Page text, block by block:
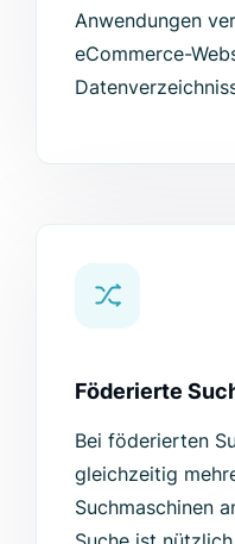
Anwendungen
eCommerce-
Föderierte
Bei föderierten
gleichzeitig
Suchmaschinen